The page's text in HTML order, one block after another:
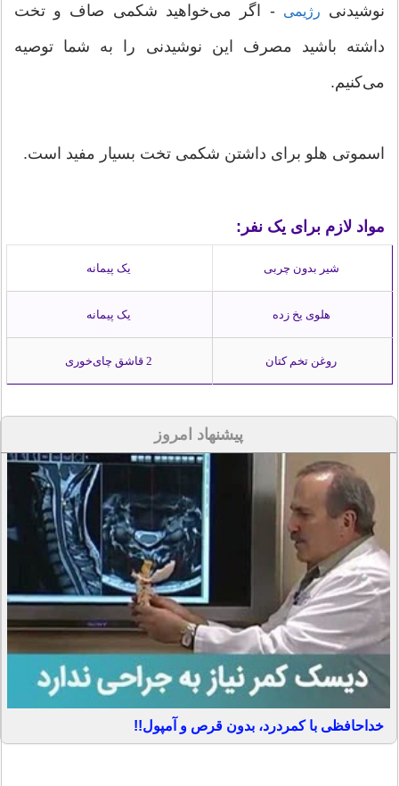
نوشیدنی رژیمی - اگر می‌خواهید شکمی صاف و تخت
داشته باشید مصرف این نوشیدنی را به شما توصیه
می‌کنیم.
اسموتی هلو برای داشتن شکمی تخت بسیار مفید است.
مواد لازم برای یک نفر:
شیر بدون چربی یک پیمانه
هلوی یخ‌ زده یک پیمانه
روغن تخم کتان 2 قاشق چای‌خوری
پیشنهاد امروز
خداحافظی با کمردرد، بدون قرص و آمپول!!